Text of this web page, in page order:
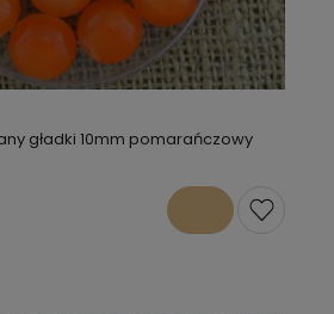
gładki 10mm pomarańczowy